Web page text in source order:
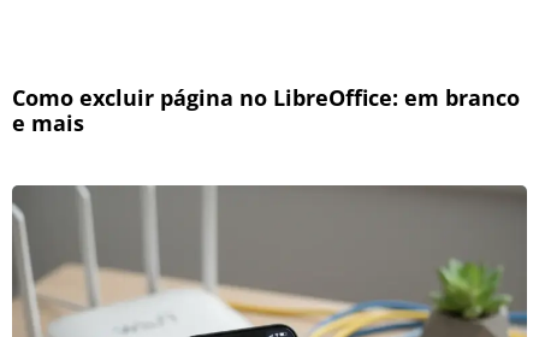
Como excluir página no LibreOffice: em branco
e mais